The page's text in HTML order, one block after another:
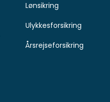
Lønsikring
Ulykkesforsikring
Årsrejseforsikring